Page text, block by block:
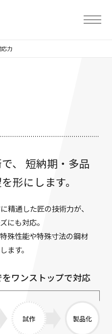
応力
、
短納期・多品
形にします。
精通した匠の技術力が、
にも対応。
殊性能や特殊寸法の鋼材
ます。
ワンストップで対応